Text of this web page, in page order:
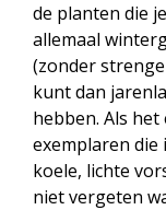
de planten die
allemaal
(zonder
kunt dan
hebben. Als
exemplaren
koele, lichte
niet vergeten